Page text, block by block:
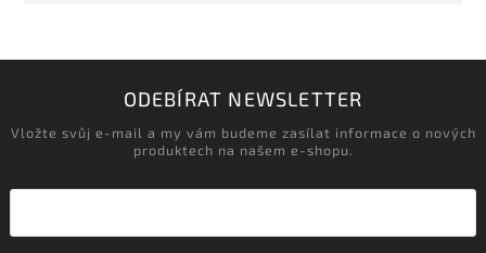
ODEBÍRAT NEWSLETTER
Vložte svůj e-mail a my vám budeme zasílat informace o nových
produktech na našem e-shopu.